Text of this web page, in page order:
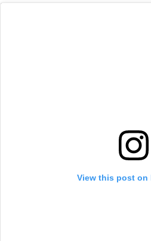
View this post on